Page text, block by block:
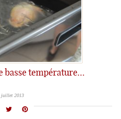
basse température…
juillet 2013